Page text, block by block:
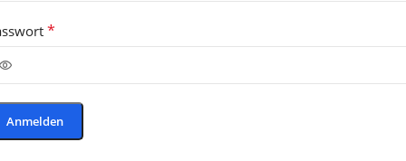
*
Anmelden